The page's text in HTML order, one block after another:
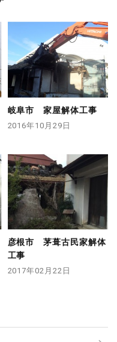
岐阜市 家屋解体工事
2016年10月29日
彦根市 茅葺古民家解体
工事
2017年02月22日